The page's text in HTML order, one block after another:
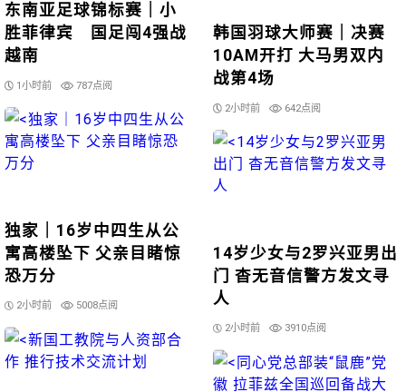
东南亚足球锦标赛｜小
胜菲律宾 国足闯4强战
越南
1小时前 787点阅
韩国羽球大师赛｜决赛
10AM开打 大马男双内
战第4场
2小时前 642点阅
独家｜16岁中四生从公
寓高楼坠下 父亲目睹惊
恐万分
2小时前 5008点阅
14岁少女与2罗兴亚男出
门 杳无音信警方发文寻
人
2小时前 3910点阅